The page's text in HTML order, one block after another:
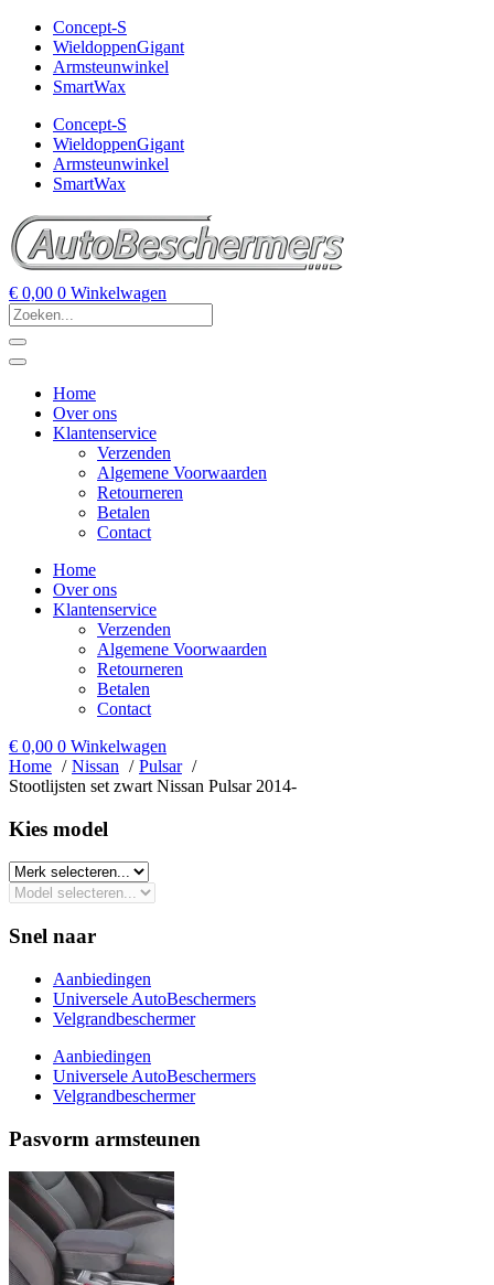
Concept-S
WieldoppenGigant
Armsteunwinkel
SmartWax
Concept-S
WieldoppenGigant
Armsteunwinkel
SmartWax
€ 0,00 0 Winkelwagen
Home
Over ons
Klantenservice
Verzenden
Algemene Voorwaarden
Retourneren
Betalen
Contact
Home
Over ons
Klantenservice
Verzenden
Algemene Voorwaarden
Retourneren
Betalen
Contact
€ 0,00 0 Winkelwagen
Home
Nissan
Pulsar
Stootlijsten set zwart Nissan Pulsar 2014-
Kies model​
Snel naar
Aanbiedingen
Universele AutoBeschermers
Velgrandbeschermer
Aanbiedingen
Universele AutoBeschermers
Velgrandbeschermer
Pasvorm armsteunen